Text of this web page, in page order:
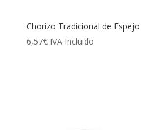
Chorizo Tradicional de Espejo
6,57€ IVA Incluido